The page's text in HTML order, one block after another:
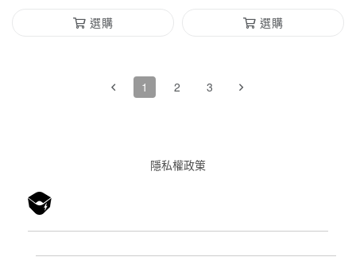
選購
選購
1 2 3
隱私權政䇿